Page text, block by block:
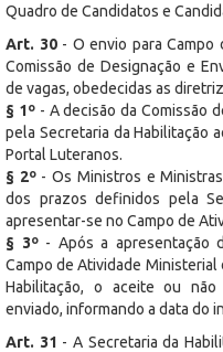
Quadro de Candidatos e
Art. 30- O envio para Campo
Comissão de Designação e
de vagas, obedecidas as
§ 1º- A decisão da Comissão
pela Secretaria da Habilitação
Portal Luteranos.
§ 2º- Os Ministros e
dos prazos definidos pela
apresentar-se no Campo de
§ 3º- Após a apresentação
Campo de Atividade Ministerial
Habilitação, o aceite ou
enviado, informando a data do
Art. 31 - A Secretaria da